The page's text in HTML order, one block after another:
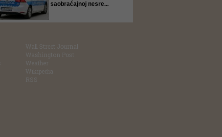
saobraćajnoj nesre...
Wall Street Journal
Washington Post
Weather
Wikipedia
RSS